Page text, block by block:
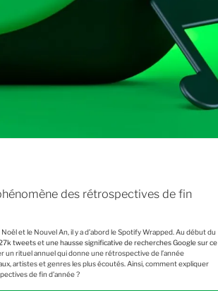
des rétrospectives de fin
et le Nouvel An, il y a d’abord le Spotify Wrapped. Au début du
tweetsetune hausse significative de recherches Google sur ce
un rituel annuel qui donne une rétrospective de l’année
artistes et genres les plus écoutés. Ainsi, comment expliquer
de fin d’année ?